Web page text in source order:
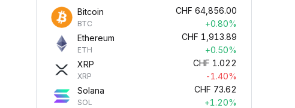
Bitcoin
BTC
CHF 64,856.00
+0.80%
Ethereum
ETH
CHF 1,913.89
+0.50%
XRP
XRP
CHF 1.022
-1.40%
Solana
SOL
CHF 73.62
+1.20%